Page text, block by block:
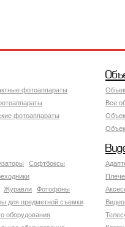
фотоаппараты
фотоаппараты
Все
Софтбоксы
Журавли
Фотофоны
для предметной съемки
оборудования